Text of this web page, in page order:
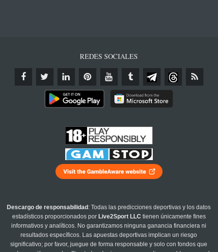
REDES SOCIALES
Descargo de responsabilidad : Todas las predicciones deportivas y los datos
estadísticos proporcionados por Live2Sport LLC tienen únicamente fines
informativos y analíticos. No garantizamos ninguna ganancia financiera ni
resultados específicos. Las apuestas deportivas implican un riesgo
significativo; por favor, juegue de forma responsable y solo con fondos que